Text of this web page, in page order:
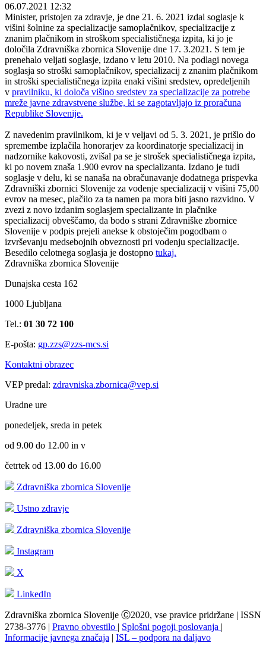
06.07.2021 12:32
Minister, pristojen za zdravje, je dne 21. 6. 2021 izdal soglasje k
višini šolnine za specializacije samoplačnikov, specializacije z
znanim plačnikom in stroškom specialističnega izpita, ki jo je
določila Zdravniška zbornica Slovenije dne 17. 3.2021. S tem je
prenehalo veljati soglasje, izdano v letu 2010. Na podlagi novega
soglasja so stroški samoplačnikov, specializacij z znanim plačnikom
in stroški specialističnega izpita enaki višini sredstev, opredeljenih
v pravilniku, ki določa višino sredstev za specializacije za potrebe
mreže javne zdravstvene službe, ki se zagotavljajo iz proračuna
Republike Slovenije.
Z navedenim pravilnikom, ki je v veljavi od 5. 3. 2021, je prišlo do
spremembe izplačila honorarjev za koordinatorje specializacij in
nadzornike kakovosti, zvišal pa se je strošek specialističnega izpita,
ki po novem znaša 1.900 evrov na specializanta. Izdano je tudi
soglasje v delu, ki se nanaša na obračunavanje dodatnega prispevka
Zdravniški zbornici Slovenije za vodenje specializacij v višini 75,00
evrov na mesec, plačilo za ta namen pa mora biti jasno razvidno. V
zvezi z novo izdanim soglasjem specializante in plačnike
specializacij obveščamo, da bodo s strani Zdravniške zbornice
Slovenije v podpis prejeli anekse k obstoječim pogodbam o
izvrševanju medsebojnih obveznosti pri vodenju specializacije.
Besedilo celotnega soglasja je dostopno tukaj.
Zdravniška zbornica Slovenije
Dunajska cesta 162
1000 Ljubljana
Tel.: 01 30 72 100
E-pošta: gp.zzs@zzs-mcs.si
Kontaktni obrazec
VEP predal: zdravniska.zbornica@vep.si
Uradne ure
ponedeljek, sreda in petek
od 9.00 do 12.00 in v
četrtek od 13.00 do 16.00
Zdravniška zbornica Slovenije
Ustno zdravje
Zdravniška zbornica Slovenije
Instagram
X
LinkedIn
Zdravniška zbornica Slovenije Ⓒ2020, vse pravice pridržane | ISSN
2738-3776 | Pravno obvestilo | Splošni pogoji poslovanja |
Informacije javnega značaja | ISL – podpora na daljavo